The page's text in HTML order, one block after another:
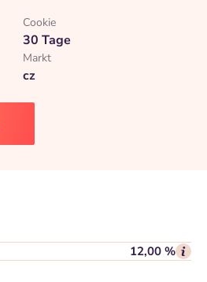
Cookie
30 Tage
Markt
cz
12,00 %